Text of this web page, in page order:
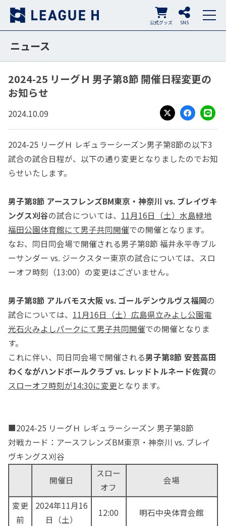
SNS
公式グッズ
ニュース
2024-25 リーグＨ 男子第8節 開催日程変更の
お知らせ
2024.10.09
X
Facebook
LINE
2024-25 リーグＨ レギュラーシーズン男子第8節の以下3
試合の試合日程が、以下の通り変更となりましたのでお知
らせいたします。
男子第8節 アースフレンズBM東京・神奈川 vs. ブレイヴキ
ングス刈谷の試合については、 11月16日（土）水島緑地
福田公園体育館にて男子共同開催での開催となります。
なお、同日同会場で開催される男子第8節 福井永平寺ブル
ーサンダー vs. ジークスター東京の試合については、スロ
ーオフ時刻（13:00）の変更はございません。
男子第8節 アルバモス大阪 vs. ゴールデンウルヴス福岡の
試合については、 11月16日（土）広島県立みよし公園電
光石火みよしパークにて男子共同開催での開催となりま
す。
これに伴い、同日同会場で開催される男子第8節 安芸高田
わくながハンドボールクラブ vs. レッドトルネード佐賀の
スローオフ時刻が14:30に変更となります。
■2024-25 リーグＨ レギュラーシーズン 男子第8節
対戦カード：アースフレンズBM東京・神奈川 vs. ブレイ
ヴキングス刈谷
開催日
スロー
オフ
会場
変更
前
2024年11月16
日（土）
12:00 明石中央体育会館